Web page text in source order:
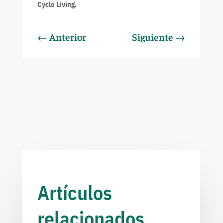
Cyclo Living.
← Anterior Siguiente →
Artículos